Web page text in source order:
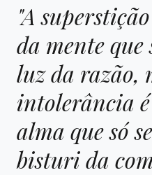
"A
da mente que
luz da razão,
intolerância
alma que só
bisturi da